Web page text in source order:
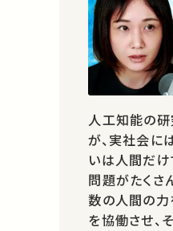
人工知能の
が、実社会に
いは人間だ
問題がたくさ
数の人間の
を協働させ、